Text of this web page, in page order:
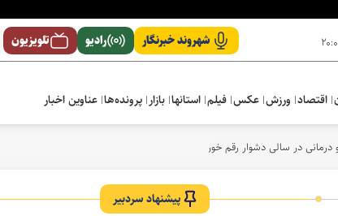
شهروند خبرنگار رادیو تلویزیون
اقتصاد ورزش عکس فیلم استانها بازار پرونده‌ها عناوین اخبار
در سالی دشوار رقم خورد
پیشنهاد سردبیر